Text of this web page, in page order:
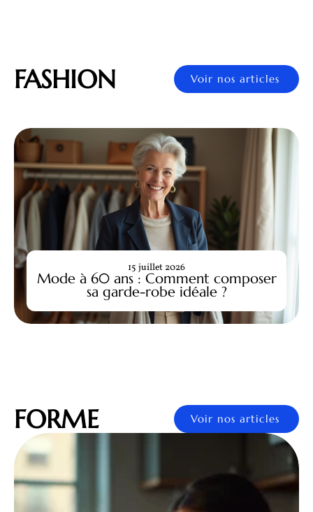
FASHION Voir nos articles
Mode à 60 ans : Comment composer
sa garde-robe idéale ?
15 juillet 2026
FORME Voir nos articles